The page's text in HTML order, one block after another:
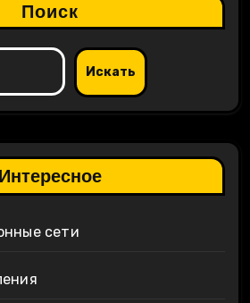
Поиск
Искать
Интересное
сети